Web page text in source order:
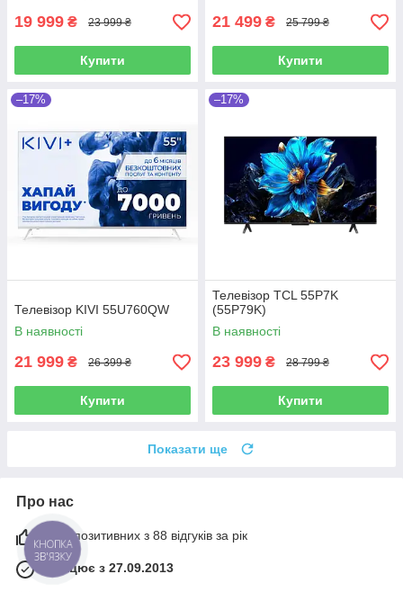
19 999 ₴ 23 999 ₴
Купити
21 499 ₴ 25 799 ₴
Купити
–17%
Телевізор KIVI 55U760QW
В наявності
21 999 ₴ 26 399 ₴
Купити
–17%
Телевізор TCL 55P7K
(55P79K)
В наявності
23 999 ₴ 28 799 ₴
Купити
Показати ще
Про нас
99% позитивних з 88 відгуків за рік
Працює з 27.09.2013
КНОПКА
ЗВ'ЯЗКУ